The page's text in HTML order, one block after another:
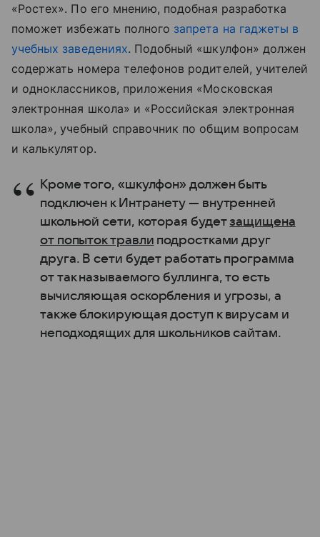
«Ростех». По его мнению, подобная разработка
поможет избежать полного запрета на гаджеты в
учебных заведениях. Подобный «шкулфон» должен
содержать номера телефонов родителей, учителей
и одноклассников, приложения «Московская
электронная школа» и «Российская электронная
школа», учебный справочник по общим вопросам
и калькулятор.
Кроме того, «шкулфон» должен быть
подключен к Интранету — внутренней
школьной сети, которая будетзащищена
от попыток травли подростками друг
друга. В сети будет работать программа
от так называемого буллинга, то есть
вычисляющая оскорбления и угрозы, а
также блокирующая доступ к вирусам и
неподходящих для школьников сайтам.